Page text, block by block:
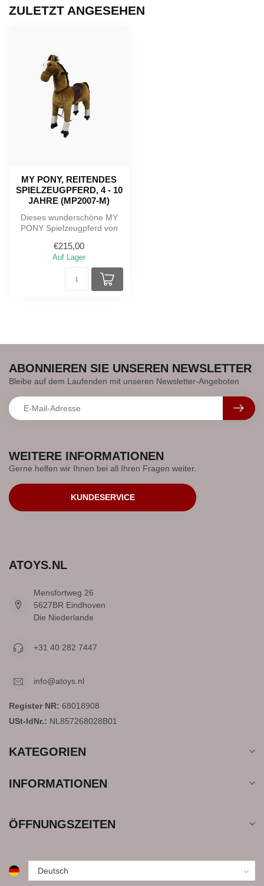
ZULETZT ANGESEHEN
MY PONY, REITENDES
SPIELZEUGPFERD, 4 - 10
JAHRE (MP2007-M)
Dieses wunderschöne MY
PONY Spielzeugpferd von
durch eine ...
€215,00
Auf Lager
WEITERE INFORMATIONEN
Gerne helfen wir Ihnen bei all Ihren Fragen weiter.
KUNDESERVICE
ABONNIEREN SIE UNSEREN NEWSLETTER
Bleibe auf dem Laufenden mit unseren Newsletter-Angeboten
ATOYS.NL
Mensfortweg 26
5627BR Eindhoven
Die Niederlande
+31 40 282 7447
info@atoys.nl
Register NR: 68018908
USt-IdNr.: NL857268028B01
KATEGORIEN
INFORMATIONEN
ÖFFNUNGSZEITEN